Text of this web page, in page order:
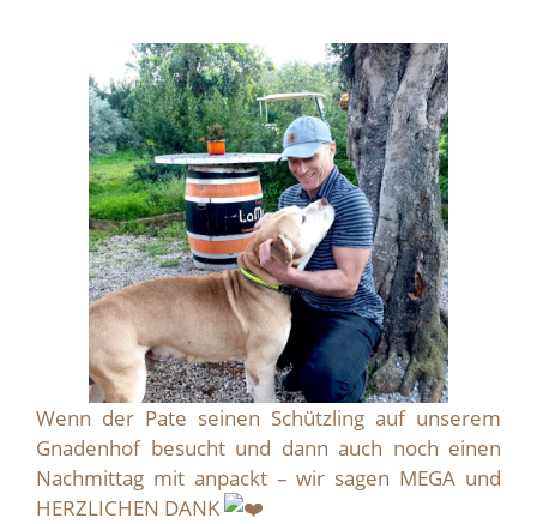
Wenn der Pate seinen Schützling auf unserem
Gnadenhof besucht und dann auch noch einen
Nachmittag mit anpackt – wir sagen MEGA und
HERZLICHEN DANK